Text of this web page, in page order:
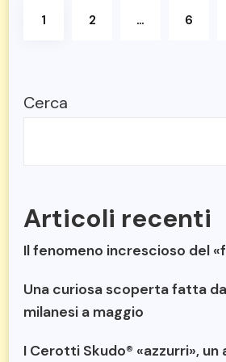
Paginazione
PAGINA
1 PAGINA
2 … 6
Cerca
Articoli recenti
Il fenomeno increscioso del
Una curiosa scoperta fatta
milanesi a maggio
I Cerotti Skudo® «azzurri»,